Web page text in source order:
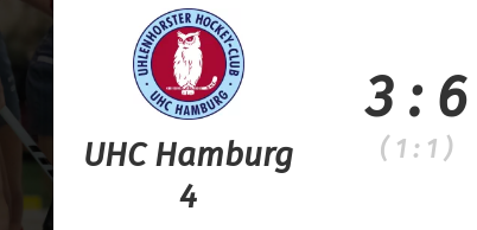
UHC Hamburg
4
3 : 6
( 1 : 1 )